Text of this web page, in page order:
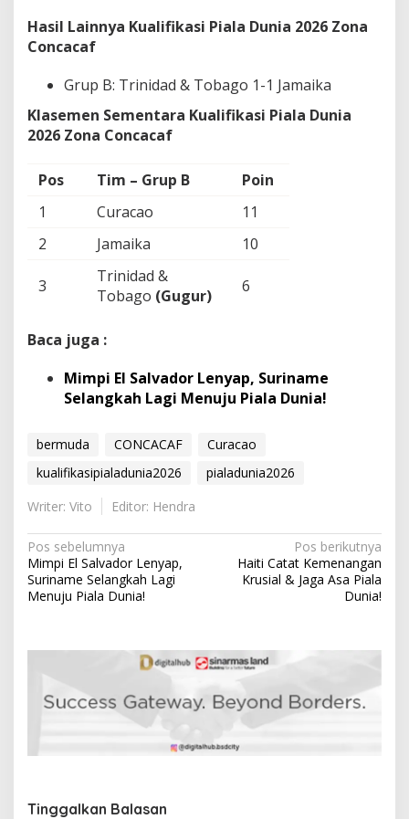
Hasil Lainnya Kualifikasi Piala Dunia 2026 Zona
Concacaf
Grup B: Trinidad & Tobago 1-1 Jamaika
Klasemen Sementara Kualifikasi Piala Dunia
2026 Zona Concacaf
Pos Tim – Grup B
Poin
1
Curacao
11
2
Jamaika 10
3
Trinidad &
Tobago (Gugur) 6
Baca juga :
Mimpi El Salvador Lenyap, Suriname
Selangkah Lagi Menuju Piala Dunia!
bermuda CONCACAF
Curacao
kualifikasipialadunia2026
pialadunia2026
Writer: Vito
Editor: Hendra
N
a
v
g
p
s
Pos sebelumnya
Mimpi El Salvador Lenyap,
Suriname Selangkah Lagi
Menuju Piala Dunia!
Pos berikutnya
Haiti Catat Kemenangan
Krusial & Jaga Asa Piala
Dunia!
Tinggalkan Balasan